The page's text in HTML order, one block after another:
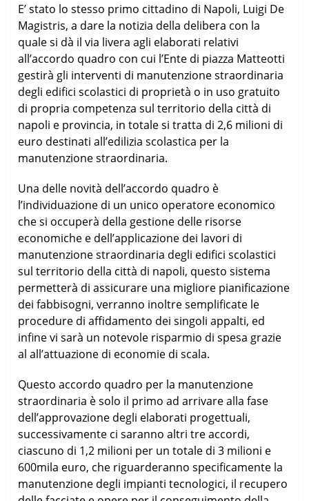
E’ stato lo stesso primo cittadino di Napoli, Luigi De
Magistris, a dare la notizia della delibera con la
quale si dà il via livera agli elaborati relativi
all’accordo quadro con cui l’Ente di piazza Matteotti
gestirà gli interventi di manutenzione straordinaria
degli edifici scolastici di proprietà o in uso gratuito
di propria competenza sul territorio della città di
napoli e provincia, in totale si tratta di 2,6 milioni di
euro destinati all’edilizia scolastica per la
manutenzione straordinaria.
Una delle novità dell’accordo quadro è
l’individuazione di un unico operatore economico
che si occuperà della gestione delle risorse
economiche e dell’applicazione dei lavori di
manutenzione straordinaria degli edifici scolastici
sul territorio della città di napoli, questo sistema
permetterà di assicurare una migliore pianificazione
dei fabbisogni, verranno inoltre semplificate le
procedure di affidamento dei singoli appalti, ed
infine vi sarà un notevole risparmio di spesa grazie
al all’attuazione di economie di scala.
Questo accordo quadro per la manutenzione
straordinaria è solo il primo ad arrivare alla fase
dell’approvazione degli elaborati progettuali,
successivamente ci saranno altri tre accordi,
ciascuno di 1,2 milioni per un totale di 3 milioni e
600mila euro, che riguarderanno specificamente la
manutenzione degli impianti tecnologici, il recupero